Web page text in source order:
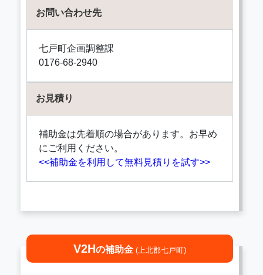
お問い合わせ先
七戸町企画調整課
0176-68-2940
お見積り
補助金は先着順の場合があります。お早め
にご利用ください。
<<補助金を利用して無料見積りを試す>>
V2Hの補助金 (上北郡七戸町)